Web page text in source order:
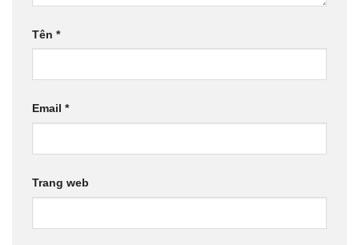
Tên *
Email *
Trang web